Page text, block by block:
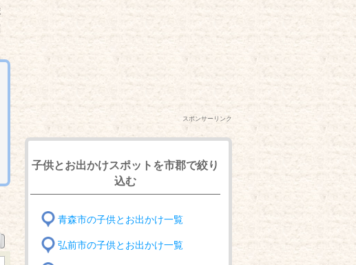
スポンサーリンク
子供とお出かけスポットを市郡で絞り
込む
青森市の子供とお出かけ一覧
弘前市の子供とお出かけ一覧